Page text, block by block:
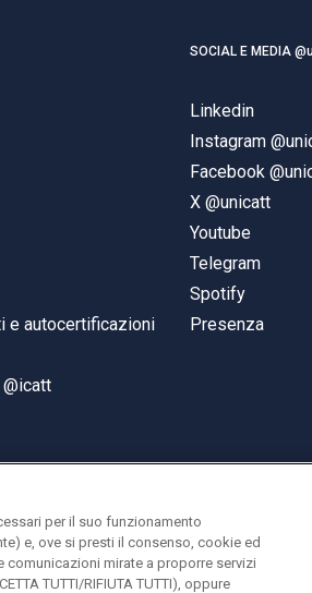
e autocertificazioni
SOCIAL E MEDIA
Linkedin
Instagram
Facebook
X @unicatt
Youtube
Telegram
Spotify
Presenza
per il suo funzionamento
e, ove si presti il consenso, cookie ed
mirate a proporre servizi
TUTTI/RIFIUTA TUTTI), oppure